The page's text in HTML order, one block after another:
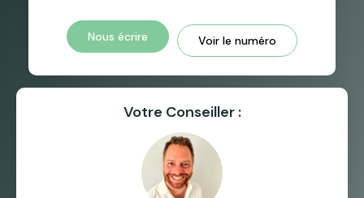
Nous écrire Voir le numéro
Votre Conseiller :